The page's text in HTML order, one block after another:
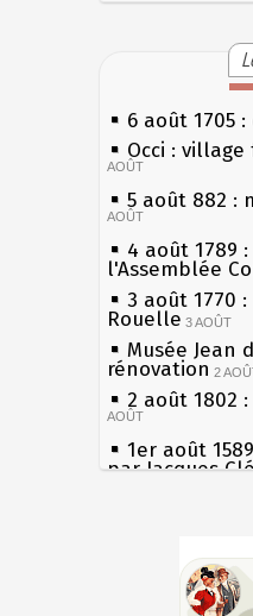
6 août 1705
Occi :
AOÛT
5 août 882 :
AOÛT
4 août 1789
l'Assemblée
3 août 1770
Rouelle 3 AOÛT
Musée Jean
rénovation 2
2 août 1802
AOÛT
1er août
par Jacques
Chocolat
29 juillet
les siècles
27 mai
du roi Henri IV